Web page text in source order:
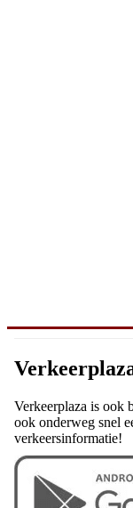
Verkeerplaza is ook
ook onderweg snel
verkeersinformatie!